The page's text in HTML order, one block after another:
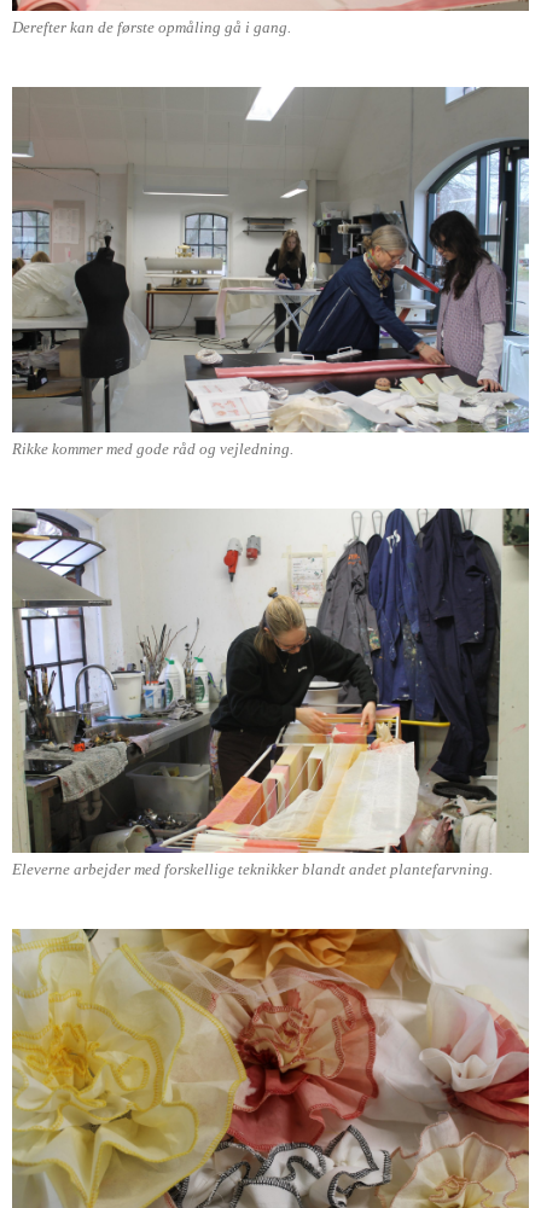
Derefter kan de første opmåling gå i gang.
Rikke kommer med gode råd og vejledning.
Eleverne arbejder med forskellige teknikker blandt andet plantefarvning.